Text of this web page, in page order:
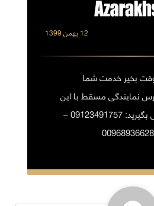
12 بهمن 1399
بخیر خدمت شما
نمایندگی مسقط با این
شماره‌ها تماس بگیرید: 09123491757 –